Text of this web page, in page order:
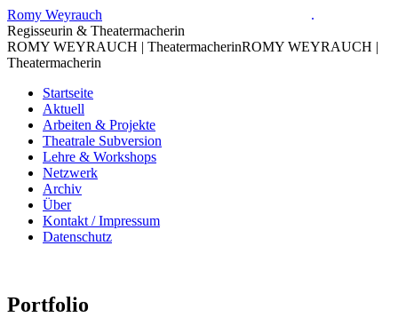
.
Zum
Inhalt
springen
Romy Weyrauch
Regisseurin & Theatermacherin
ROMY WEYRAUCH | TheatermacherinROMY WEYRAUCH |
Theatermacherin
Startseite
Aktuell
Arbeiten & Projekte
Theatrale Subversion
Lehre & Workshops
Netzwerk
Archiv
Über
Kontakt / Impressum
Datenschutz
Portfolio